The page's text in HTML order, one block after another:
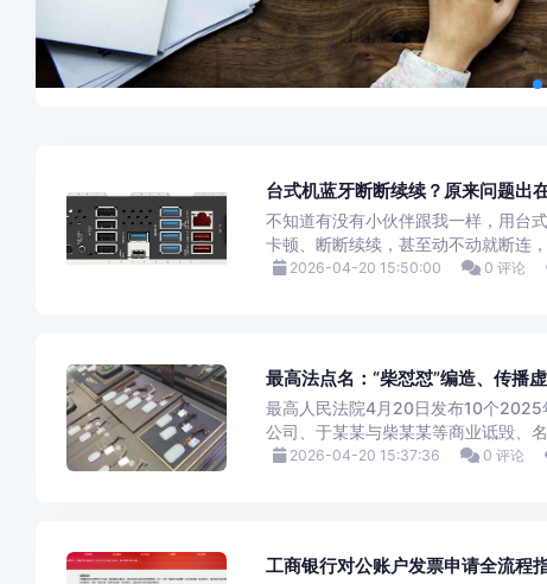
台式机蓝牙断断续续？原来问题出
不知道有没有小伙伴跟我一样，用台
卡顿、断断续续，甚至动不动就断连
2026-04-20 15:50:00 0 评论
最高法点名：“柴怼怼”编造、传播
最高人民法院4月20日发布10个2025
公司、于某某与柴某某等商业诋毁、
2026-04-20 15:37:36 0 评论
工商银行对公账户发票申请全流程